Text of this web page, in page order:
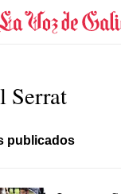
Serrat
publicados